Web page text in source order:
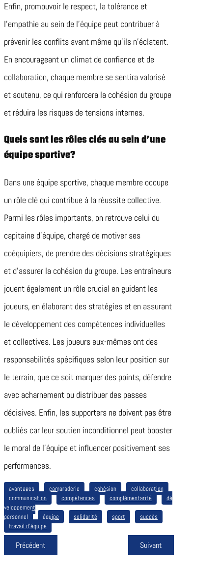
Enfin, promouvoir le respect, la tolérance et
l’empathie au sein de l’équipe peut contribuer à
prévenir les conflits avant même qu’ils n’éclatent.
En encourageant un climat de confiance et de
collaboration, chaque membre se sentira valorisé
et soutenu, ce qui renforcera la cohésion du groupe
et réduira les risques de tensions internes.
Quels sont les rôles clés au sein d’une
équipe sportive?
Dans une équipe sportive, chaque membre occupe
un rôle clé qui contribue à la réussite collective.
Parmi les rôles importants, on retrouve celui du
capitaine d’équipe, chargé de motiver ses
coéquipiers, de prendre des décisions stratégiques
et d’assurer la cohésion du groupe. Les entraîneurs
jouent également un rôle crucial en guidant les
joueurs, en élaborant des stratégies et en assurant
le développement des compétences individuelles
et collectives. Les joueurs eux-mêmes ont des
responsabilités spécifiques selon leur position sur
le terrain, que ce soit marquer des points, défendre
avec acharnement ou distribuer des passes
décisives. Enfin, les supporters ne doivent pas être
oubliés car leur soutien inconditionnel peut booster
le moral de l’équipe et influencer positivement ses
performances.
avantages camaraderie cohésion
collaboration
communication
compétences complémentarité
dé
veloppement
personnel
équipe solidarité sport
succès
travail d’équipe
Précédent Suivant